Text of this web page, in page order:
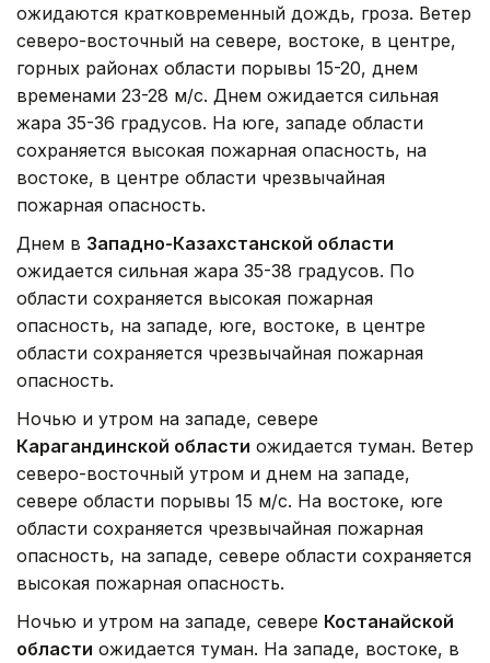
ожидаются кратковременный дождь, гроза. Ветер
северо-восточный на севере, востоке, в центре,
горных районах области порывы 15-20, днем
временами 23-28 м/с. Днем ожидается сильная
жара 35-36 градусов. На юге, западе области
сохраняется высокая пожарная опасность, на
востоке, в центре области чрезвычайная
пожарная опасность.
Днем в Западно-Казахстанской области
ожидается сильная жара 35-38 градусов. По
области сохраняется высокая пожарная
опасность, на западе, юге, востоке, в центре
области сохраняется чрезвычайная пожарная
опасность.
Ночью и утром на западе, севере
Карагандинской области ожидается туман. Ветер
северо-восточный утром и днем на западе,
севере области порывы 15 м/с. На востоке, юге
области сохраняется чрезвычайная пожарная
опасность, на западе, севере области сохраняется
высокая пожарная опасность.
Ночью и утром на западе, севере Костанайской
области ожидается туман. На западе, востоке, в